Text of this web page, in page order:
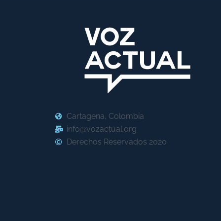
Cartagena, Colombia
info@vozactual.org
Derechos Reservados 2020